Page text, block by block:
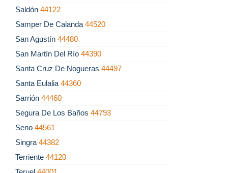
Saldón 44122
Samper De Calanda 44520
San Agustín 44480
San Martín Del Río 44390
Santa Cruz De Nogueras 44497
Santa Eulalia 44360
Sarrión 44460
Segura De Los Baños 44793
Seno 44561
Singra 44382
Terriente 44120